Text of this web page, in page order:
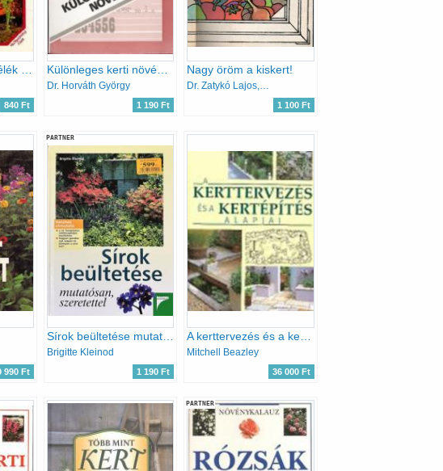
840 Ft
Különleges kerti növények
Dr. Horváth György
1 190 Ft
Nagy öröm a kiskert!
Dr. Zatykó Lajos, Zatykóné dr. Draskóczy Erzsébet
1 100 Ft
990 Ft
PARTNER
Sírok beültetése mutatósan, szeretettel
Brigitte Kleinod
1 190 Ft
Mitchell Beazley
36 000 Ft
PARTNER